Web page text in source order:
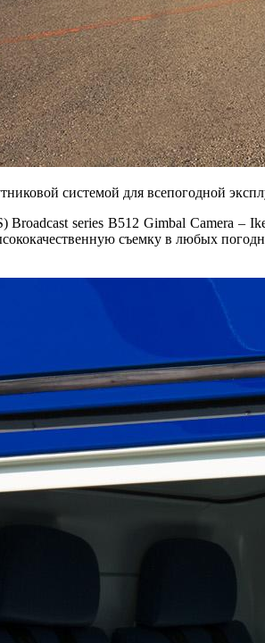
системой для всепогодной
Broadcast series B512 Gimbal Camera
съемку в любых